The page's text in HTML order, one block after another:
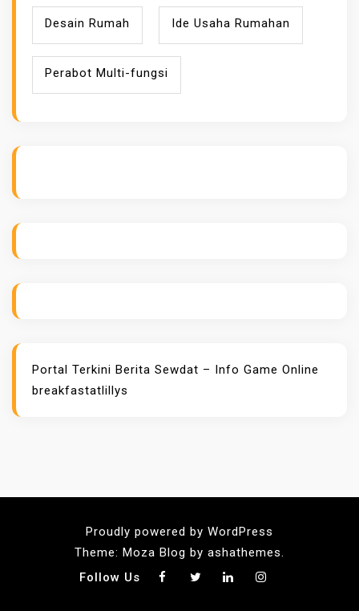
Desain Rumah Ide Usaha Rumahan
Perabot Multi-fungsi
Portal Terkini Berita Sewdat – Info Game Online
breakfastatlillys
Proudly powered by WordPress
Theme: Moza Blog by ashathemes.
Follow Us